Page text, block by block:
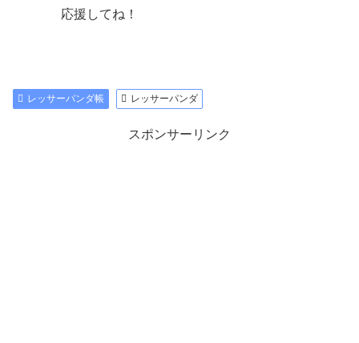
応援してね！
レッサーパンダ帳 レッサーパンダ
スポンサーリンク